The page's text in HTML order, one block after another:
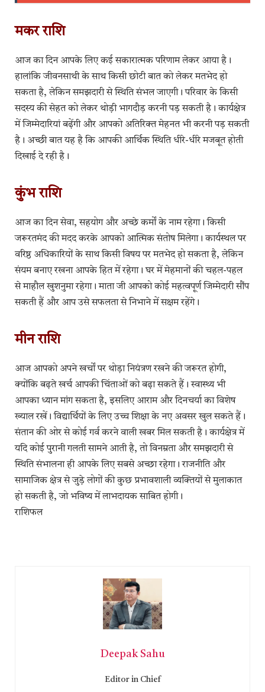
मकर राशि
आज का दिन आपके लिए कई सकारात्मक परिणाम लेकर आया है।
हालांकि जीवनसाथी के साथ किसी छोटी बात को लेकर मतभेद हो
सकता है, लेकिन समझदारी से स्थिति संभल जाएगी। परिवार के किसी
सदस्य की सेहत को लेकर थोड़ी भागदौड़ करनी पड़ सकती है। कार्यक्षेत्र
में जिम्मेदारियां बढ़ेंगी और आपको अतिरिक्त मेहनत भी करनी पड़ सकती
है। अच्छी बात यह है कि आपकी आर्थिक स्थिति धीरे-धीरे मजबूत होती
दिखाई दे रही है।
कुंभ राशि
आज का दिन सेवा, सहयोग और अच्छे कर्मों के नाम रहेगा। किसी
जरूरतमंद की मदद करके आपको आत्मिक संतोष मिलेगा। कार्यस्थल पर
वरिष्ठ अधिकारियों के साथ किसी विषय पर मतभेद हो सकता है, लेकिन
संयम बनाए रखना आपके हित में रहेगा। घर में मेहमानों की चहल-पहल
से माहौल खुशनुमा रहेगा। माता जी आपको कोई महत्वपूर्ण जिम्मेदारी सौंप
सकती हैं और आप उसे सफलता से निभाने में सक्षम रहेंगे।
मीन राशि
आज आपको अपने खर्चों पर थोड़ा नियंत्रण रखने की जरूरत होगी,
क्योंकि बढ़ते खर्च आपकी चिंताओं को बढ़ा सकते हैं। स्वास्थ्य भी
आपका ध्यान मांग सकता है, इसलिए आराम और दिनचर्या का विशेष
ख्याल रखें। विद्यार्थियों के लिए उच्च शिक्षा के नए अवसर खुल सकते हैं।
संतान की ओर से कोई गर्व करने वाली खबर मिल सकती है। कार्यक्षेत्र में
यदि कोई पुरानी गलती सामने आती है, तो विनम्रता और समझदारी से
स्थिति संभालना ही आपके लिए सबसे अच्छा रहेगा। राजनीति और
सामाजिक क्षेत्र से जुड़े लोगों की कुछ प्रभावशाली व्यक्तियों से मुलाकात
हो सकती है, जो भविष्य में लाभदायक साबित होगी।
राशिफल
Deepak Sahu
Editor in Chief